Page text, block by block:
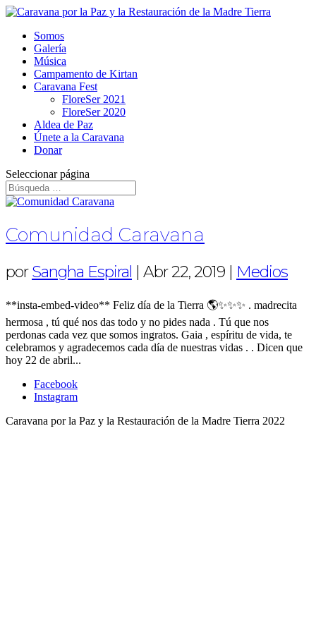
Somos
Galería
Música
Campamento de Kirtan
Caravana Fest
FloreSer 2021
FloreSer 2020
Aldea de Paz
Únete a la Caravana
Donar
Seleccionar página
Comunidad Caravana
porSangha Espiral | Abr 22, 2019 | Medios
**insta-embed-video** Feliz día de la Tierra 🌎✨✨✨ . madrecita
hermosa , tú qué nos das todo y no pides nada . Tú que nos
perdonas cada vez que somos ingratos. Gaia , espíritu de vida, te
celebramos y agradecemos cada día de nuestras vidas . . Dicen que
hoy 22 de abril...
Facebook
Instagram
Caravana por la Paz y la Restauración de la Madre Tierra 2022